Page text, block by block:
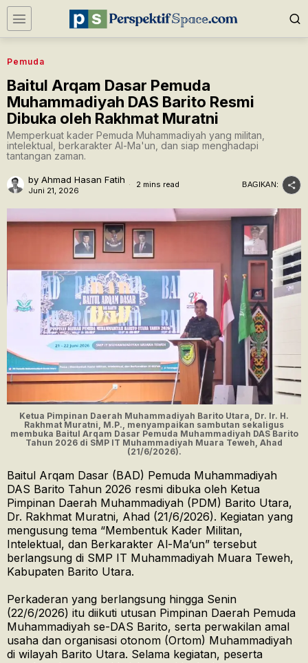
Pemuda
Baitul Arqam Dasar Pemuda
Muhammadiyah DAS Barito Resmi
Dibuka oleh Rakhmat Muratni
Memperkuat kader Pemuda Muhammadiyah yang militan,
intelektual, berkarakter Al-Ma'un, dan siap menghadapi
tantangan zaman.
by Ahmad Hasan Fatih
Juni 21, 2026
2 mins read BAGIKAN:
Ketua Pimpinan Daerah Muhammadiyah Barito Utara, Dr. Ir. H.
Rakhmat Muratni, M.P., menyampaikan sambutan sekaligus
membuka Baitul Arqam Dasar Pemuda Muhammadiyah DAS Barito
Tahun 2026 di SMP IT Muhammadiyah Muara Teweh, Ahad
(21/6/2026).
Baitul Arqam Dasar (BAD) Pemuda Muhammadiyah
DAS Barito Tahun 2026 resmi dibuka oleh Ketua
Pimpinan Daerah Muhammadiyah (PDM) Barito Utara,
Dr. Rakhmat Muratni, Ahad (21/6/2026). Kegiatan yang
mengusung tema “Membentuk Kader Militan,
Intelektual, dan Berkarakter Al-Ma’un” tersebut
berlangsung di SMP IT Muhammadiyah Muara Teweh,
Kabupaten Barito Utara.
Perkaderan yang berlangsung hingga Senin
(22/6/2026) itu diikuti utusan Pimpinan Daerah Pemuda
Muhammadiyah se-DAS Barito, serta perwakilan amal
usaha dan organisasi otonom (Ortom) Muhammadiyah
di wilayah Barito Utara. Selama kegiatan, peserta